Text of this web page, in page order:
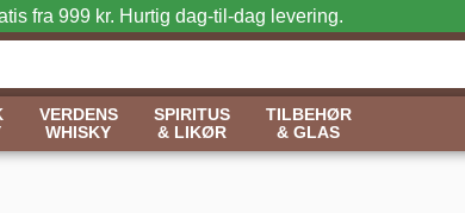
fra 999 kr. Hurtig dag-til-dag levering.
VERDENS
WHISKY
SPIRITUS
& LIKØR
TILBEHØR
& GLAS